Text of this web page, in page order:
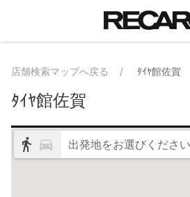
店舗検索マップへ戻る ﾀｲﾔ館佐賀
ﾀｲﾔ館佐賀
出発地をお選びください